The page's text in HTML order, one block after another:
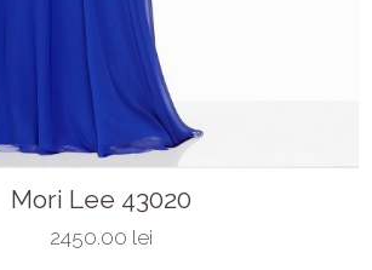
Mori Lee 43020
2450.00 lei